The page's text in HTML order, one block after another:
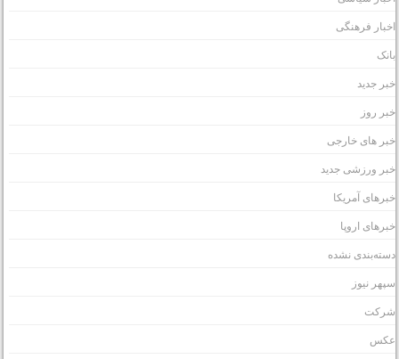
فرهنگی
جدید
روز
های خارجی
ورزشی جدید
آمریکا
اروپا
نشده
نیوز